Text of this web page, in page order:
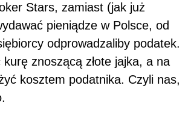
Stars, zamiast (jak już
pieniądze w Polsce, od
odprowadzaliby podatek.
znoszącą złote jajka, a na
kosztem podatnika. Czyli nas,